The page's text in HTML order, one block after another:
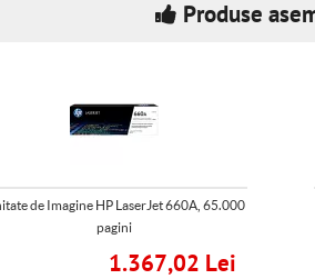
Produse
de Imagine HP LaserJet 660A, 65.000
pagini
1.367,02 Lei